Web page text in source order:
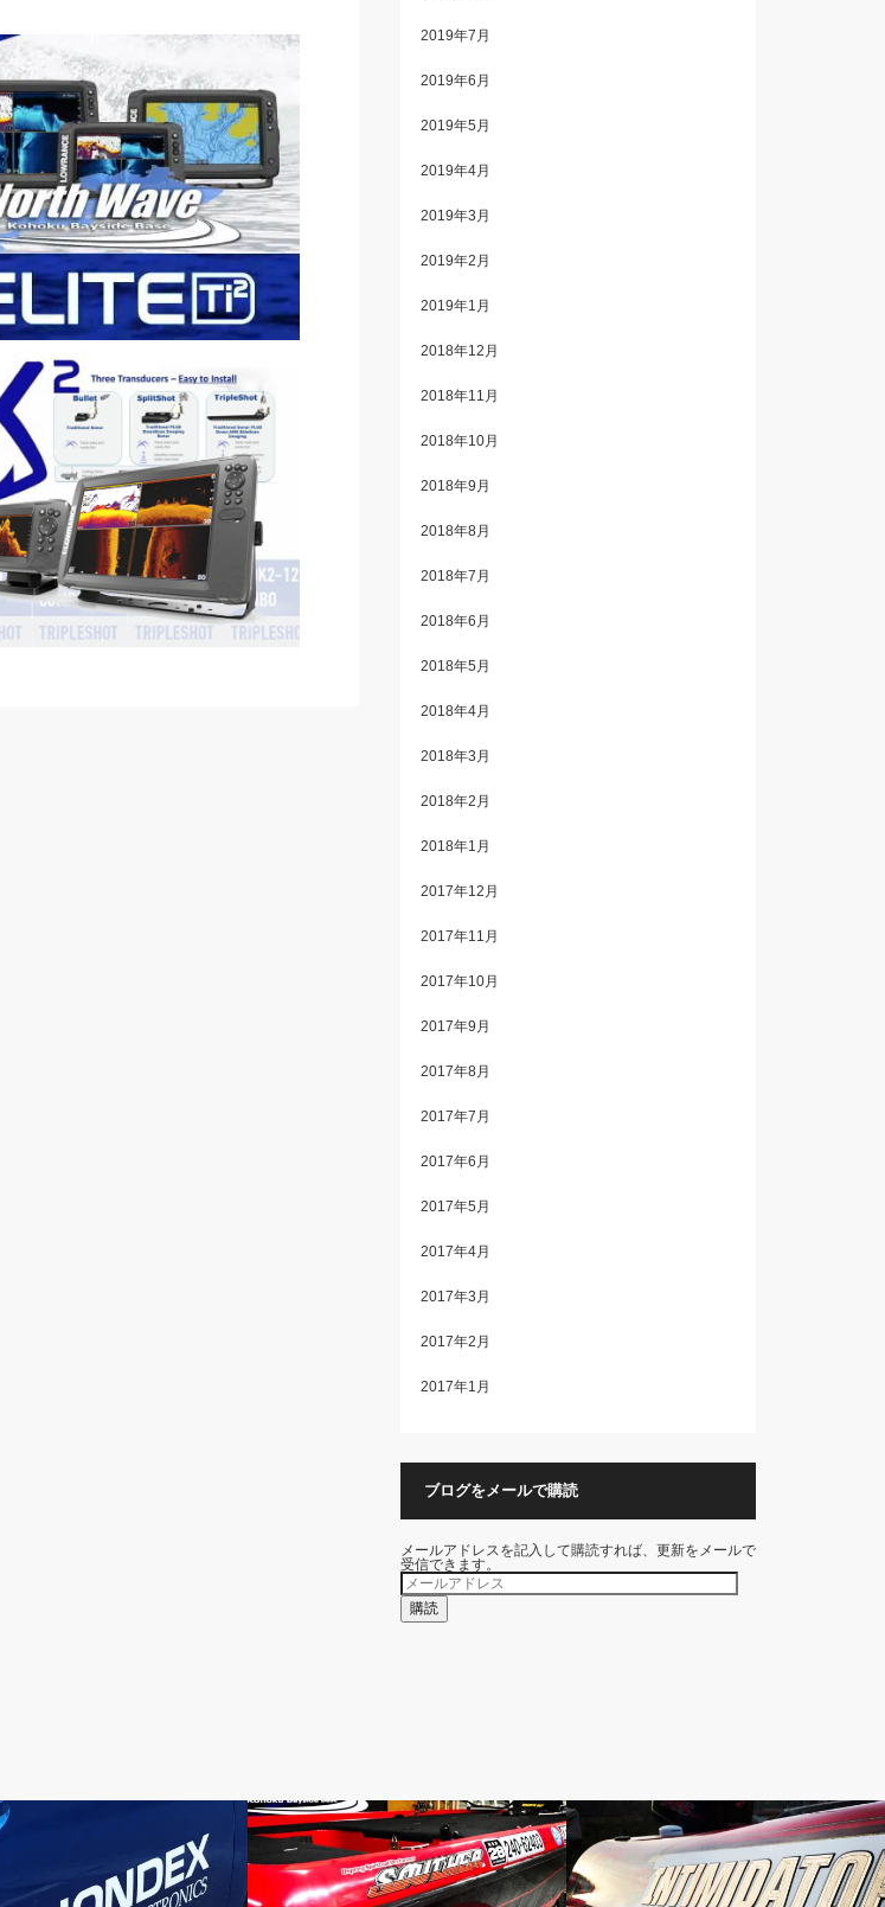
2019年7月
2019年6月
2019年5月
2019年4月
2019年3月
2019年2月
2019年1月
2018年12月
2018年11月
2018年10月
2018年9月
2018年8月
2018年7月
2018年6月
2018年5月
2018年4月
2018年3月
2018年2月
2018年1月
2017年12月
2017年11月
2017年10月
2017年9月
2017年8月
2017年7月
2017年6月
2017年5月
2017年4月
2017年3月
2017年2月
2017年1月
ブログをメールで購読
メールアドレスを記入して購読すれば、更新をメールで
受信できます。
メ
ー
ル
ア
購読